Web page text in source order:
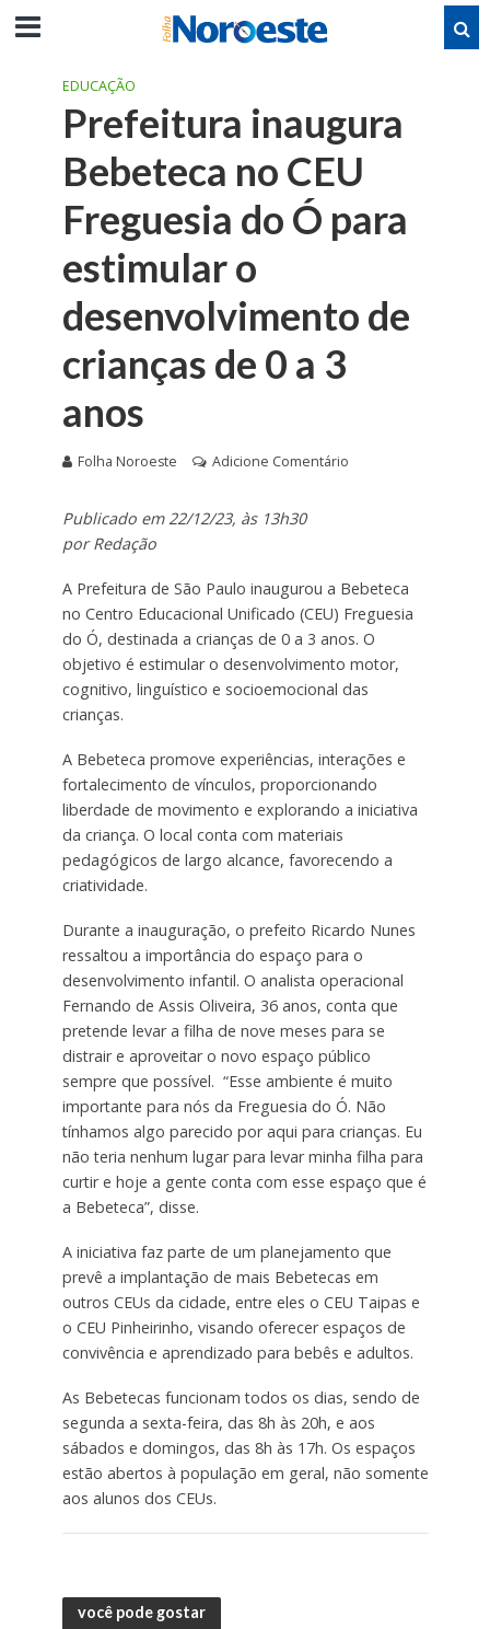
EDUCAÇÃO
Prefeitura inaugura
Bebeteca no CEU
Freguesia do Ó para
estimular o
desenvolvimento de
crianças de 0 a 3
anos
Folha Noroeste Adicione Comentário
Publicado em 22/12/23, às 13h30
por Redação
A Prefeitura de São Paulo inaugurou a Bebeteca
no Centro Educacional Unificado (CEU) Freguesia
do Ó, destinada a crianças de 0 a 3 anos. O
objetivo é estimular o desenvolvimento motor,
cognitivo, linguístico e socioemocional das
crianças.
A Bebeteca promove experiências, interações e
fortalecimento de vínculos, proporcionando
liberdade de movimento e explorando a iniciativa
da criança. O local conta com materiais
pedagógicos de largo alcance, favorecendo a
criatividade.
Durante a inauguração, o prefeito Ricardo Nunes
ressaltou a importância do espaço para o
desenvolvimento infantil. O analista operacional
Fernando de Assis Oliveira, 36 anos, conta que
pretende levar a filha de nove meses para se
distrair e aproveitar o novo espaço público
sempre que possível. “Esse ambiente é muito
importante para nós da Freguesia do Ó. Não
tínhamos algo parecido por aqui para crianças. Eu
não teria nenhum lugar para levar minha filha para
curtir e hoje a gente conta com esse espaço que é
a Bebeteca”, disse.
A iniciativa faz parte de um planejamento que
prevê a implantação de mais Bebetecas em
outros CEUs da cidade, entre eles o CEU Taipas e
o CEU Pinheirinho, visando oferecer espaços de
convivência e aprendizado para bebês e adultos.
As Bebetecas funcionam todos os dias, sendo de
segunda a sexta-feira, das 8h às 20h, e aos
sábados e domingos, das 8h às 17h. Os espaços
estão abertos à população em geral, não somente
aos alunos dos CEUs.
você pode gostar